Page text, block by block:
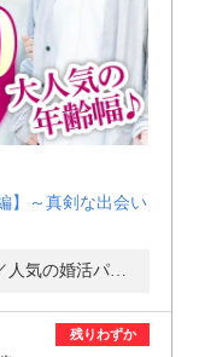
】～真剣な出会い
＼着席スタイルでゆっくり話せる／人気の婚活パーティー・街コン
残りわずか